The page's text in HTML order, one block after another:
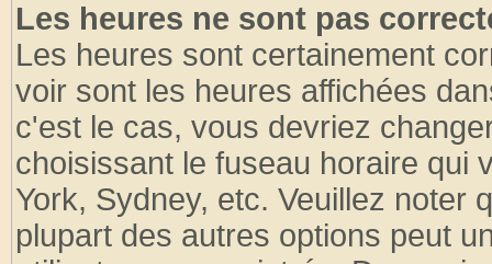
Les heures ne sont pas
Les heures sont certainement
voir sont les heures affichées
c'est le cas, vous devriez
choisissant le fuseau horaire qui
York, Sydney, etc. Veuillez noter
plupart des autres options peut